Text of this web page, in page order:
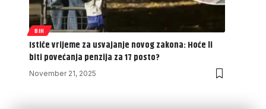
BIH
Ističe vrijeme za usvajanje novog zakona: Hoće li
biti povećanja penzija za 17 posto?
November 21, 2025